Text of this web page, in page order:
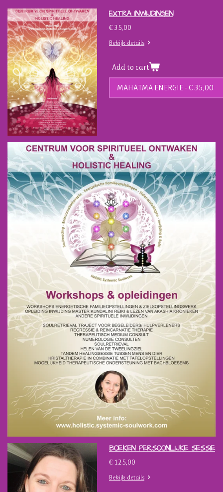
EXTRA INWIJDINGEN
€ 35,00
Bekijk details
Add to cart
BOEKEN PERSOONLIJKE SESSIE
€ 125,00
Bekijk details